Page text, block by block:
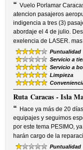
“ Vuelo Porlamar
atencion pasajeros
indigencia a tres (3)
abordaje el 4 de julio.
exelencia de LASER.
Puntualidad
Servicio a
Servicio a
Limpieza
RutaCaracas - Isla
“ Hace ya más de 20
equipajes y seguimos
por este tema PESIMO,
harán cargo de la
Puntualidad